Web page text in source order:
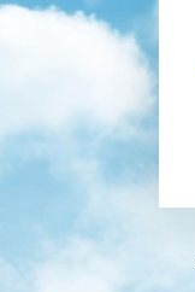
Skip